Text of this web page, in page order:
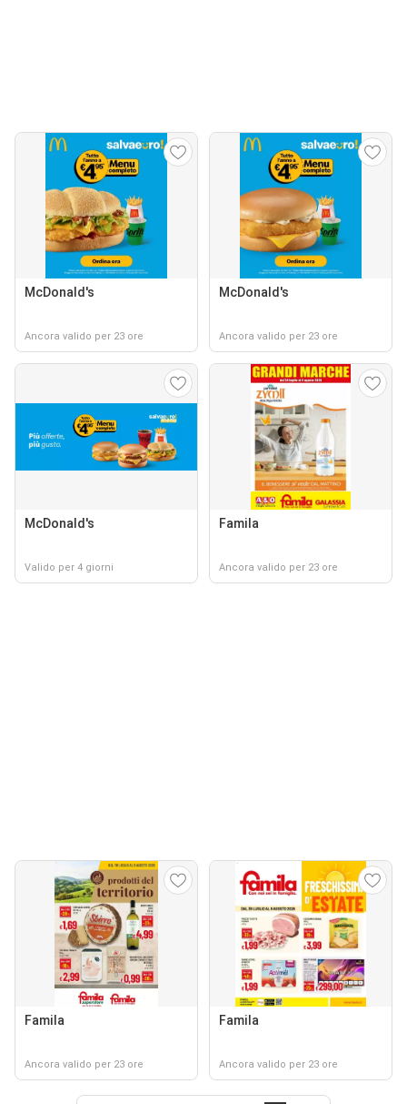
McDonald's
Ancora valido per 23 ore
McDonald's
Ancora valido per 23 ore
McDonald's
Valido per 4 giorni
Famila
Ancora valido per 23 ore
Famila
Ancora valido per 23 ore
Famila
Ancora valido per 23 ore